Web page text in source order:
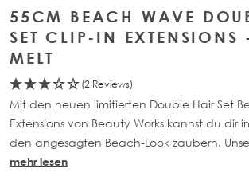
55CM BEACH WAVE
SET CLIP-IN
MELT
(2 Reviews)
Mit den neuen limitierten Double Hair Set
Extensions von Beauty Works kannst du dir
den angesagten Beach-Look zaubern.
Clip-in Extensions sind bei A-Promis und
mehr lesen